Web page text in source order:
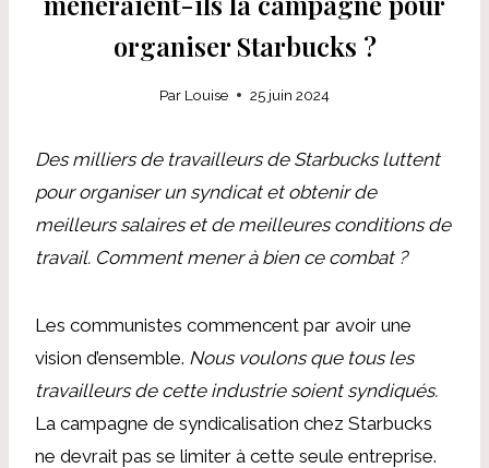
organiser Starbucks ?
Par Louise 25 juin 2024
Des milliers de travailleurs de Starbucks luttent
pour organiser un syndicat et obtenir de
meilleurs salaires et de meilleures conditions de
travail. Comment mener à bien ce combat ?
Les communistes commencent par avoir une
vision d’ensemble. Nous voulons que tous les
travailleurs de cette industrie soient syndiqués.
La campagne de syndicalisation chez Starbucks
ne devrait pas se limiter à cette seule entreprise.